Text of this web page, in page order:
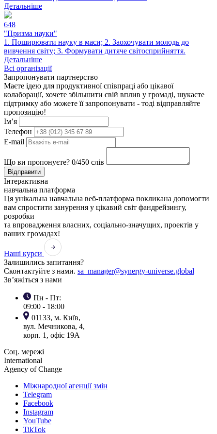
Детальніше
648
"Призма науки"
1. Поширювати науку в маси; 2. Заохочувати молодь до
вивчення світу; 3. Формувати дитяче світосприйняття.
Детальніше
Всі організації
Запропонувати партнерство
Маєте ідею для продуктивної співпраці або цікавої
колаборації, хочете збільшити свій вплив у громаді, шукаєте
підтримку або можете її запропонувати - тоді відправляйте
пропозицію!
Ім’я
Телефон
E-mail
Що ви пропонуєте? 0/450 слів
Відправити
Інтерактивна
навчальна платформа
Ця унікальна навчальна веб-платформа покликана допомогти
вам спростити занурення у цікавий світ фандрейзингу,
розробки
та впровадження власних, соціально-значущих, проектів у
ваших громадах!
Наші курси
Залишились запитання?
Сконтактуйте з нами. sa_manager@synergy-universe.global
Зв’яжіться з нами
Пн - Пт:
09:00 - 18:00
01133, м. Київ,
вул. Мечникова, 4,
корп. 1, офіс 19А
Соц. мережі
International
Agency of Change
Міжнародної агенції змін
Telegram
Facebook
Instagram
YouTube
TikTok